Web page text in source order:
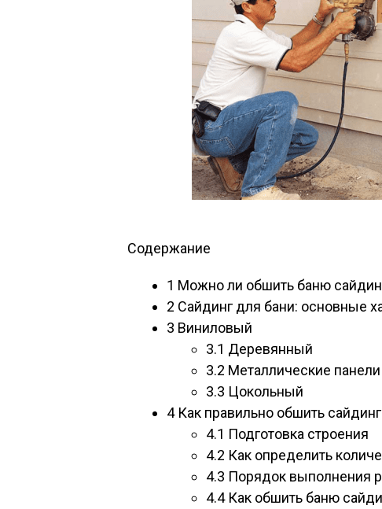
Содержание
1 Можно ли обшить баню
2 Сайдинг для бани: основные
3 Виниловый
3.1 Деревянный
3.2 Металлические
3.3 Цокольный
4Как правильно обшить
4.1 Подготовка строения
4.2 Как определить
4.3 Порядок выполнения
4.4Как обшить баню